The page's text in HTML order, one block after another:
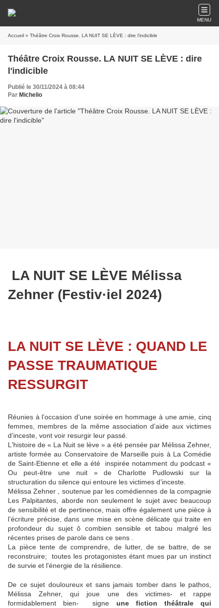
MENU
Accueil » Théâtre Croix Rousse. LA NUIT SE LÈVE : dire l'indicible
Théâtre Croix Rousse. LA NUIT SE LÈVE : dire
l'indicible
Publié le 30/11/2024 à 08:44
Par Michelio
LA NUIT SE LÈVE Mélissa
Zehner (Festiv·iel 2024)
LA NUIT SE LÈVE : QUAND LE
PASSE TRAUMATIQUE
RESSURGIT
Réunies à l’occasion d’une soirée en hommage à une amie, cinq
femmes, membres de la même association d’aide aux victimes
d’inceste, vont voir resurgir leur passé.
L'histoire de « La Nuit se lève » a été pensée par Mélissa Zehner,
artiste formée au Conservatoire de Marseille puis à La Comédie
de Saint-Etienne et elle a été inspirée notamment du podcast «
Ou peut-être une nuit » de Charlotte Pudlowski sur la
structuration du silence qui entoure les victimes d’inceste.
Mélissa Zehner , soutenue par les comédiennes de la compagnie
Les Palpitantes, aborde non seulement le sujet avec beaucoup
de sensibilité et de pertinence, mais offre également une pièce à
l’écriture précise, dans une mise en scène délicate qui traite en
profondeur du sujet ô combien sensible et tabou malgré les
récentes prises de parole dans ce sens .
La pièce tente de comprendre, de lutter, de se battre, de se
reconstruire; toutes les protagonistes étant mues par un instinct
de survie et l'énergie de la résilience.
De ce sujet douloureux et sans jamais tomber dans le pathos,
Mélissa Zehner, qui joue une des victimes- et rappe
formidablement bien- signe une fiction théâtrale qui